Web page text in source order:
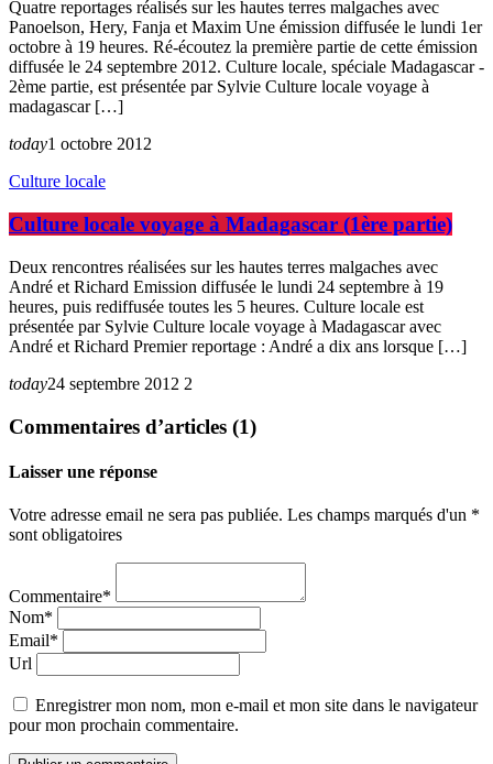
Quatre reportages réalisés sur les hautes terres malgaches avec
Panoelson, Hery, Fanja et Maxim Une émission diffusée le lundi 1er
octobre à 19 heures. Ré-écoutez la première partie de cette émission
diffusée le 24 septembre 2012. Culture locale, spéciale Madagascar -
2ème partie, est présentée par Sylvie Culture locale voyage à
madagascar […]
today1 octobre 2012
Culture locale
Culture locale voyage à Madagascar (1ère partie)
Deux rencontres réalisées sur les hautes terres malgaches avec
André et Richard Emission diffusée le lundi 24 septembre à 19
heures, puis rediffusée toutes les 5 heures. Culture locale est
présentée par Sylvie Culture locale voyage à Madagascar avec
André et Richard Premier reportage : André a dix ans lorsque […]
today24 septembre 2012 2
Commentaires d’articles (1)
Laisser une réponse
Votre adresse email ne sera pas publiée. Les champs marqués d'un *
sont obligatoires
Commentaire*
Nom*
Email*
Url
Enregistrer mon nom, mon e-mail et mon site dans le navigateur
pour mon prochain commentaire.